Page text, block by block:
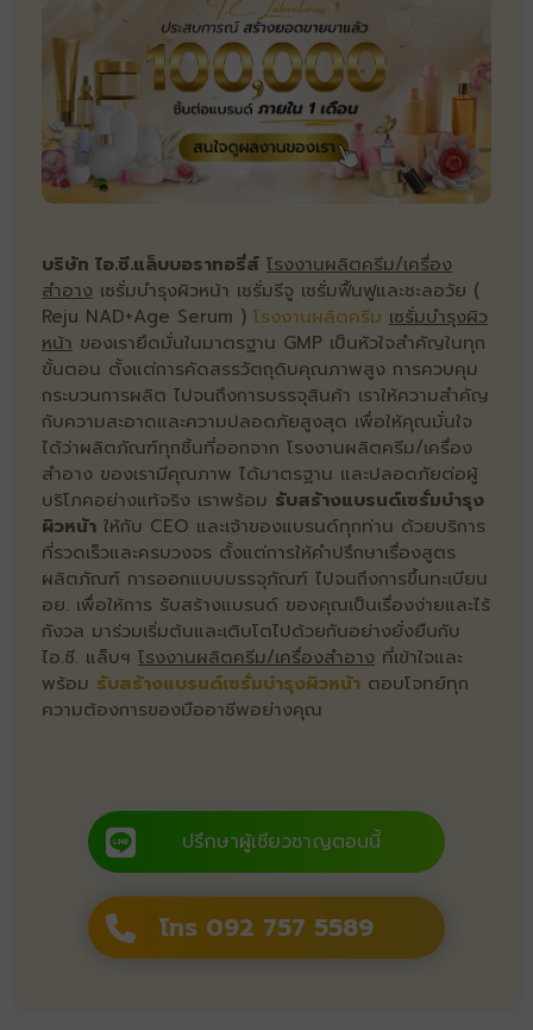
บริษัท ไอ.ซี.แล็บบอราทอรี่ส์ โรงงานผลิตครีม/เครื่อง
สำอาง เซรั่มบำรุงผิวหน้า เซรั่มรีจู เซรั่มฟื้นฟูและชะลอวัย (
Reju NAD+Age Serum ) โรงงานผลิตครีม เซรั่มบำรุงผิว
หน้า ของเรายึดมั่นในมาตรฐาน GMP เป็นหัวใจสำคัญในทุก
ขั้นตอน ตั้งแต่การคัดสรรวัตถุดิบคุณภาพสูง การควบคุม
กระบวนการผลิต ไปจนถึงการบรรจุสินค้า เราให้ความสำคัญ
กับความสะอาดและความปลอดภัยสูงสุด เพื่อให้คุณมั่นใจ
ได้ว่าผลิตภัณฑ์ทุกชิ้นที่ออกจาก โรงงานผลิตครีม/เครื่อง
สำอาง ของเรามีคุณภาพ ได้มาตรฐาน และปลอดภัยต่อผู้
บริโภคอย่างแท้จริง เราพร้อม รับสร้างแบรนด์เซรั่มบำรุง
ผิวหน้า ให้กับ CEO และเจ้าของแบรนด์ทุกท่าน ด้วยบริการ
ที่รวดเร็วและครบวงจร ตั้งแต่การให้คำปรึกษาเรื่องสูตร
ผลิตภัณฑ์ การออกแบบบรรจุภัณฑ์ ไปจนถึงการขึ้นทะเบียน
อย. เพื่อให้การ รับสร้างแบรนด์ ของคุณเป็นเรื่องง่ายและไร้
กังวล มาร่วมเริ่มต้นและเติบโตไปด้วยกันอย่างยั่งยืนกับ
ไอ.ซี. แล็บฯ โรงงานผลิตครีม/เครื่องสำอาง ที่เข้าใจและ
พร้อม รับสร้างแบรนด์เซรั่มบำรุงผิวหน้า ตอบโจทย์ทุก
ความต้องการของมืออาชีพอย่างคุณ
ปรึกษาผู้เชียวชาญตอนนี้
โทร 092 757 5589